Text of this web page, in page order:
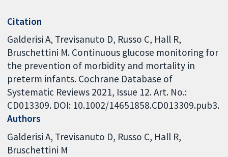
Citation
Galderisi A, Trevisanuto D, Russo C, Hall R,
Bruschettini M. Continuous glucose monitoring for
the prevention of morbidity and mortality in
preterm infants. Cochrane Database of
Systematic Reviews 2021, Issue 12. Art. No.:
CD013309. DOI: 10.1002/14651858.CD013309.pub3.
Authors
Galderisi A Trevisanuto D Russo C Hall R
Bruschettini M